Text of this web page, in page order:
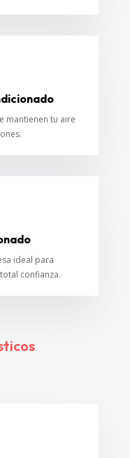
mantienen tu aire
ideal para
confianza.